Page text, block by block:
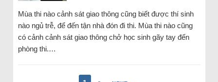
Mùa thi nào cảnh sát giao thông cũng biết được thí sinh
nào ngủ trễ, để đến tận nhà đón đi thi. Mùa thi nào cũng
có cảnh cảnh sát giao thông chở học sinh gãy tay đến
phòng thi.…